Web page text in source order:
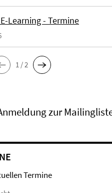
Learning - Termine
1 / 2
zur
Termine